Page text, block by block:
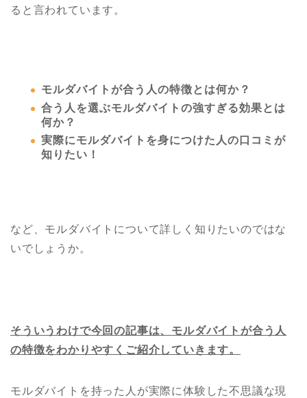
ると言われています。
モルダバイトが合う人の特徴とは何か？
合う人を選ぶモルダバイトの強すぎる効果とは
何か？
実際にモルダバイトを身につけた人の口コミが
知りたい！
など、モルダバイトについて詳しく知りたいのではな
いでしょうか。
そういうわけで今回の記事は、モルダバイトが合う人
の特徴をわかりやすくご紹介していきます。
モルダバイトを持った人が実際に体験した不思議な現